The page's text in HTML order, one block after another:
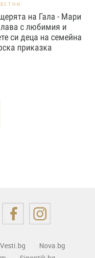
на Гала - Мари
с любимия и
си деца на семейна
приказка
Vesti.bg
Nova.bg